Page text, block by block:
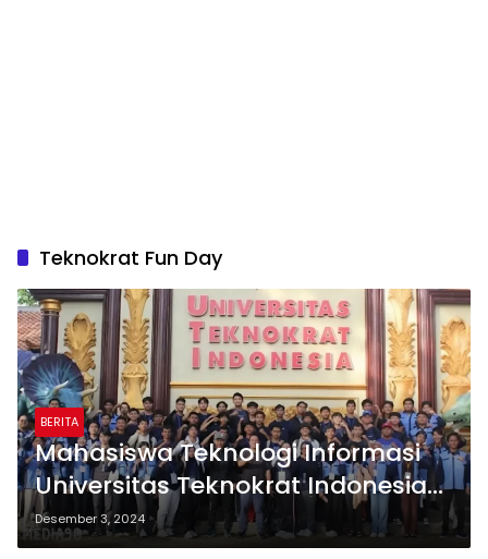
Teknokrat Fun Day
BERITA
Mahasiswa Teknologi Informasi
Universitas Teknokrat Indonesia
Dibekali Pelatihan Kepemimpinan
Desember 3, 2024